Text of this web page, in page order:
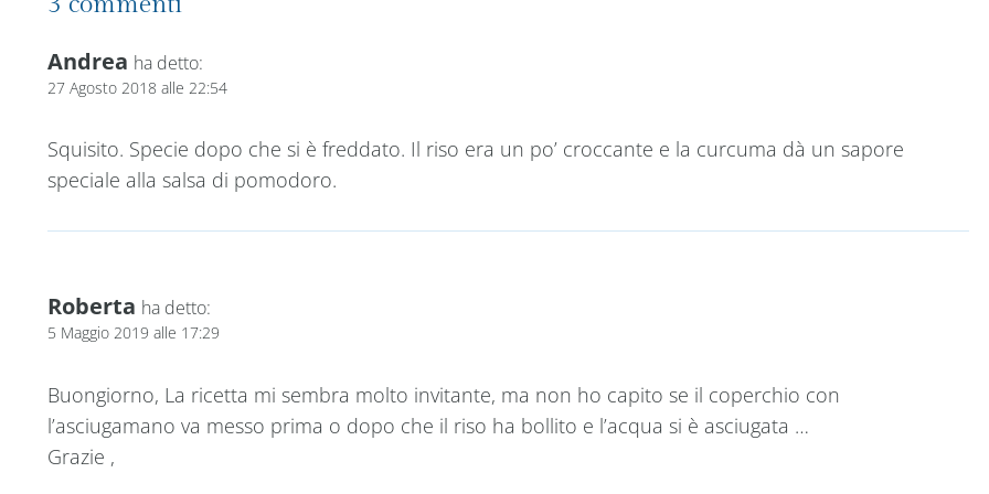
Andrea ha detto:
27 Agosto 2018 alle 22:54
Squisito. Specie dopo che si è freddato. Il riso era un po’ croccante e la curcuma dà un sapore
speciale alla salsa di pomodoro.
Roberta ha detto:
5 Maggio 2019 alle 17:29
Buongiorno, La ricetta mi sembra molto invitante, ma non ho capito se il coperchio con
l’asciugamano va messo prima o dopo che il riso ha bollito e l’acqua si è asciugata …
Grazie ,